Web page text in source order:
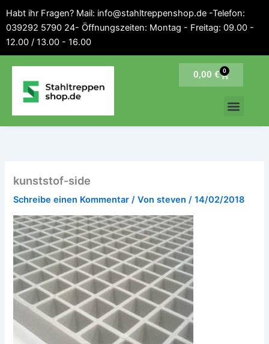
springen
Habt ihr Fragen? Mail: info@stahltreppenshop.de -Telefon:
039292 5790 24- Öffnungszeiten: Montag - Freitag: 09.00 -
12.00 / 13.00 - 16.00
0,00 € 0
Warenkorb
kunststof-side
Schreibe einen Kommentar / Vonsteven/14/02/2018